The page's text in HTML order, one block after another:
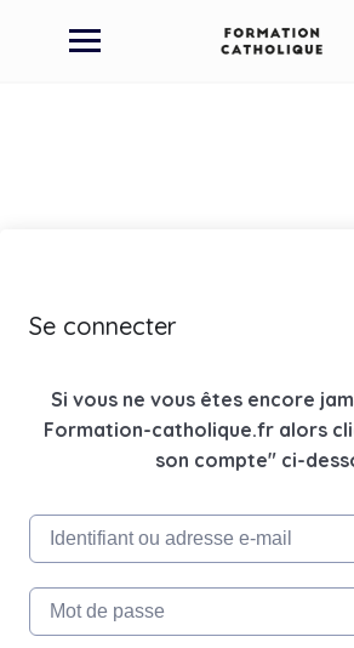
Se connecter
Si vous ne vous êtes encore
Formation-catholique.fr alors
son compte" ci-